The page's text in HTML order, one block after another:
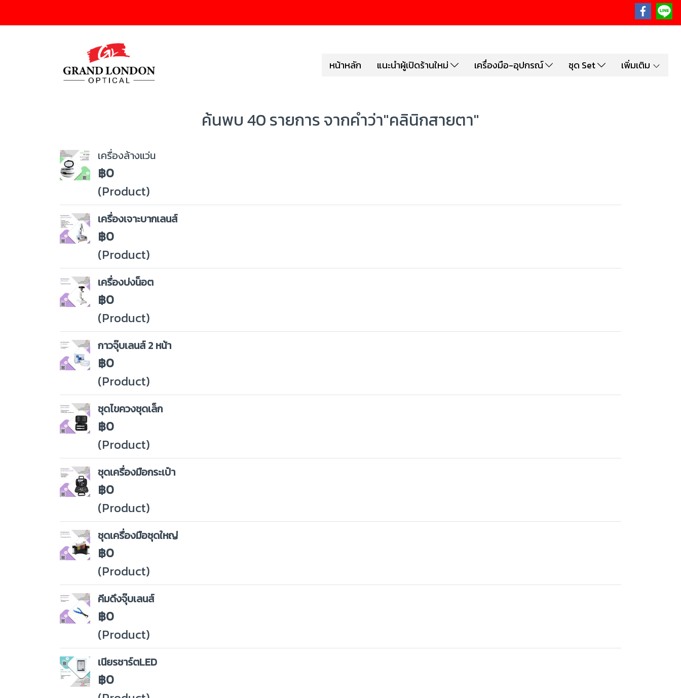
หน้าหลัก แนะนำผู้เปิดร้านใหม่ เครื่องมือ-อุปกรณ์ ชุด Set เพิ่มเติม
ค้นพบ 40 รายการ จากคำว่า"คลินิกสายตา"
เครื่องล้างแว่น
฿0
(Product)
เครื่องเจาะบากเลนส์
฿0
(Product)
เครื่องบ่งน็อต
฿0
(Product)
กาวจุ๊บเลนส์ 2 หน้า
฿0
(Product)
ชุดไขควงชุดเล็ก
฿0
(Product)
ชุดเครื่องมือกระเป๋า
฿0
(Product)
ชุดเครื่องมือชุดใหญ่
฿0
(Product)
คีมดึงจุ๊บเลนส์
฿0
(Product)
เนียรชาร์ตLED
฿0